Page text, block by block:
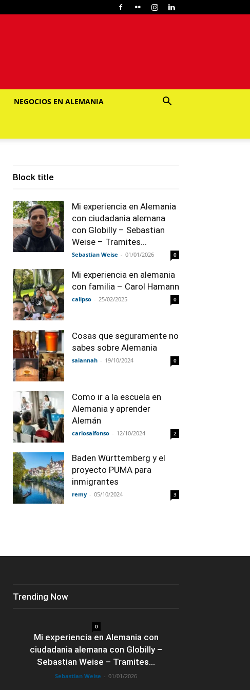
NEGOCIOS EN ALEMANIA
Block title
Mi experiencia en Alemania
con ciudadania alemana
con Globilly – Sebastian
Weise – Tramites...
Sebastian Weise - 01/01/2026 0
Mi experiencia en alemania
con familia – Carol Hamann
calipso - 25/02/2025 0
Cosas que seguramente no
sabes sobre Alemania
saiannah - 19/10/2024 0
Como ir a la escuela en
Alemania y aprender
Alemán
carlosalfonso - 12/10/2024 2
Baden Württemberg y el
proyecto PUMA para
inmigrantes
remy - 05/10/2024 3
Trending Now
0
Mi experiencia en Alemania con
ciudadania alemana con Globilly –
Sebastian Weise – Tramites...
Sebastian Weise - 01/01/2026